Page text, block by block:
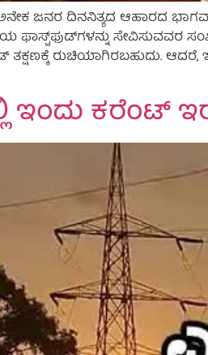
ಜನರ ದಿನನಿತ್ಯದ ಆಹಾರದ
ಫಾಸ್ಟ್‌ಫುಡ್‌ಗಳನ್ನು ಸೇವಿಸುವವರ
ರುಚಿಯಾಗಿರಬಹುದು. ಆದರೆ,
ಕರೆಂಟ್